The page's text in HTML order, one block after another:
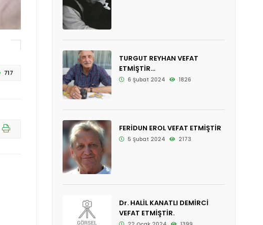
717
TURGUT REYHAN VEFAT
ETMİŞTİR...
6 Şubat 2024 1826
FERİDUN EROL VEFAT ETMİŞTİR
5 Şubat 2024 2173
Dr. HALİL KANATLI DEMİRCİ
VEFAT ETMİŞTİR.